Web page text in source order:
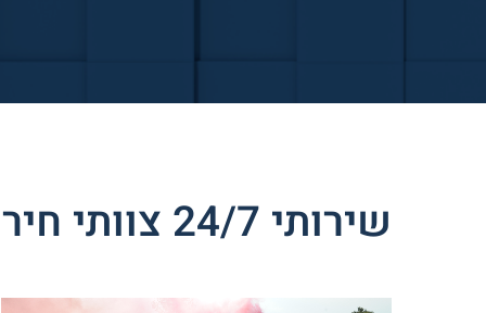
שירותי 24/7 צוותי חירום לחומרים מסוכנים